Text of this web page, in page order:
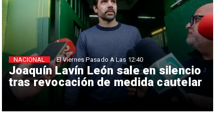
Joaquín Lavín León sale en silencio
tras revocación de medida cautelar
NACIONAL El Viernes Pasado A Las 12:40